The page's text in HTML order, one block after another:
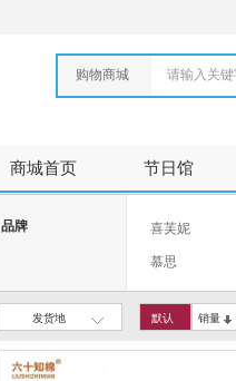
购物商城 请输入关
商城首页 节日馆
品牌 喜芙妮
慕思
北极绒
LOVO
发货地 默认 销量